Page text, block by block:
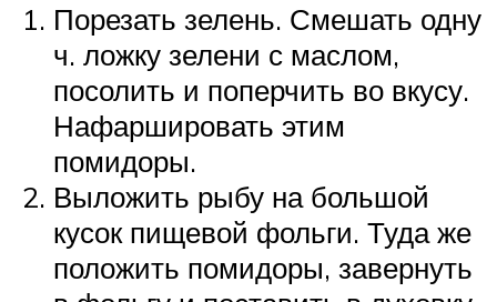
Порезать зелень. Смешать одну
ч. ложку зелени с маслом,
посолить и поперчить во вкусу.
Нафаршировать этим
помидоры.
Выложить рыбу на большой
кусок пищевой фольги. Туда же
положить помидоры, завернуть